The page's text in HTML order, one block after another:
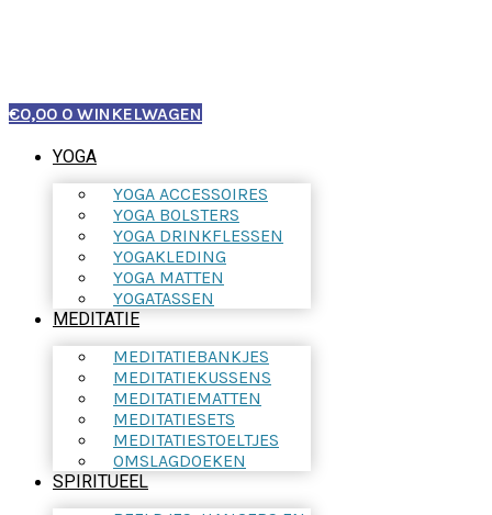
€0,00 0 WINKELWAGEN
YOGA
YOGA ACCESSOIRES
YOGA BOLSTERS
YOGA DRINKFLESSEN
YOGAKLEDING
YOGA MATTEN
YOGATASSEN
MEDITATIE
MEDITATIEBANKJES
MEDITATIEKUSSENS
MEDITATIEMATTEN
MEDITATIESETS
MEDITATIESTOELTJES
OMSLAGDOEKEN
SPIRITUEEL